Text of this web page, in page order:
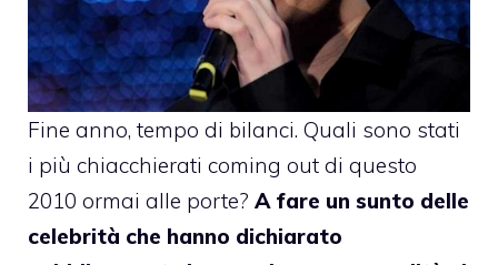
Fine anno, tempo di bilanci. Quali sono stati
i più chiacchierati coming out di questo
2010 ormai alle porte? A fare un sunto delle
celebrità che hanno dichiarato